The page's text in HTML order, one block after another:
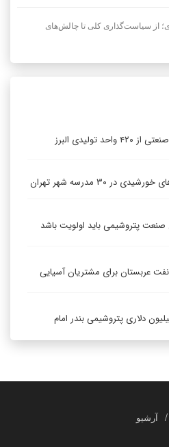
از سیاست‌گذاری کلی تا چالش‌های
تولیدی البرز
در ۳۰ مدرسه شهر تهران
پتروشیمی باید اولویت باشد
عربستان برای مشتریان آسیایی
آرشیو